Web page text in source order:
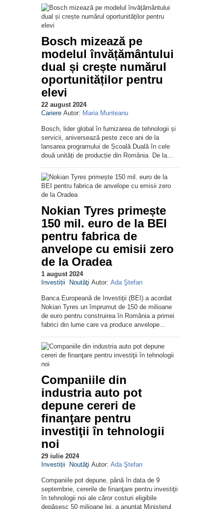
Bosch mizează pe
modelul învățământului
dual și crește numărul
oportunităților pentru
elevi
22 august 2024
Cariere Autor: Maria Munteanu
Bosch, lider global în furnizarea de tehnologii și
servicii, aniversează peste zece ani de la
lansarea programului de Școală Duală în cele
două unități de producție din România. De la…
Nokian Tyres primește
150 mil. euro de la BEI
pentru fabrica de
anvelope cu emisii zero
de la Oradea
1 august 2024
Investiții
Noutăţi Autor: Ada Ştefan
Banca Europeană de Investiţii (BEI) a acordat
Nokian Tyres un împrumut de 150 de milioane
de euro pentru construirea în România a primei
fabrici din lume care va produce anvelope…
Companiile din
industria auto pot
depune cereri de
finanţare pentru
investiţii în tehnologii
noi
29 iulie 2024
Investiții
Noutăţi Autor: Ada Ştefan
Companiile pot depune, până în data de 9
septembrie, cererile de finanţare pentru investiţii
în tehnologii noi ale căror costuri eligibile
depăşesc 50 milioane lei, a anunţat Ministerul